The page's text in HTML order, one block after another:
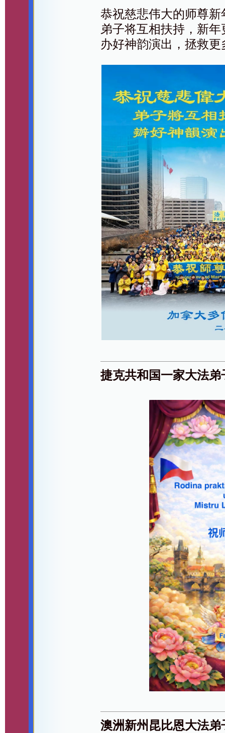
恭祝慈悲伟大的师尊新
弟子将互相扶持，新年
办好神韵演出，拯救更
捷克共和国一家大法
澳洲新州昆比恩大法